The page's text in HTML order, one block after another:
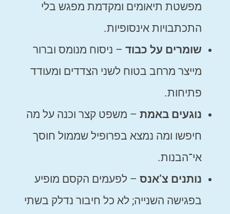
מפשטת תיאומים ומקדמת מפגש בלי
התכתבויות אינסופיות.
שומרים על כבוד – ניסוח מנומס וברור
מייצר מרחב בטוח לשני הצדדים ומעודד
פתיחות.
נוגעים באמת – משפט קצר וכנה על מה
חיפשו ומה נמצא בפרופיל שממול חוסך
אי־הבנות.
נותנים צ’אנס – לפעמים הקסם מופיע
בפגישה השנייה; לא כל חיבור נדלק בשתי